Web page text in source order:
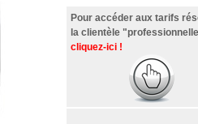
Pour accéder aux tarifs
la clientèle
cliquez-ici !